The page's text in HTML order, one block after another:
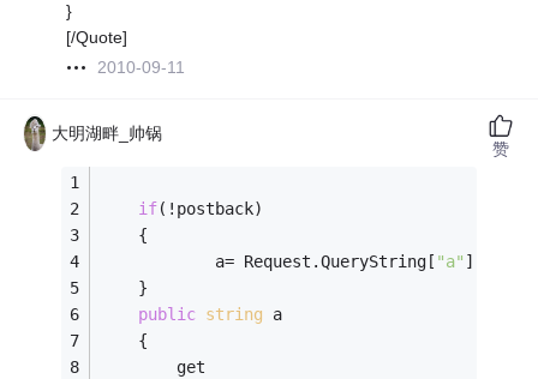
}
[/Quote]
2010-09-11
大明湖畔_帅锅
if(!postback)
    {
            a= Request.QueryString[
"a"
    }
public string a
    {
        get
赞